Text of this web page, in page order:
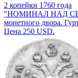
2 копейки 1760 года
"НОМИНАЛ НАД СВ.
монетного двора.
Цена 250 USD.